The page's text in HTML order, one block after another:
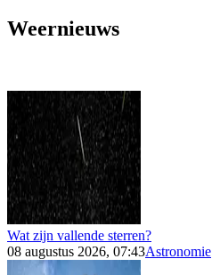
Weernieuws
Wat zijn vallende sterren?
08 augustus 2026, 07:43Astronomie